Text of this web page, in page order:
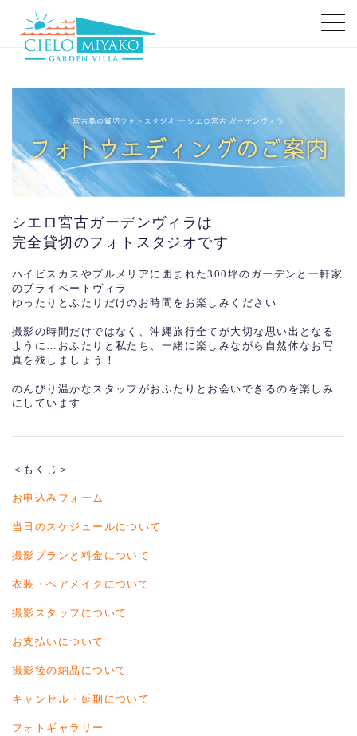
シエロ宮古ガーデンヴィラは
完全貸切のフォトスタジオです
ハイビスカスやプルメリアに囲まれた300坪のガーデンと一軒家
のプライベートヴィラ
ゆったりとふたりだけのお時間をお楽しみください
撮影の時間だけではなく、沖縄旅行全てが大切な思い出となる
ように…おふたりと私たち、一緒に楽しみながら自然体なお写
真を残しましょう！
のんびり温かなスタッフがおふたりとお会いできるのを楽しみ
にしています
＜もくじ＞
お申込みフォーム
当日のスケジュールについて
撮影プランと料金について
衣装・ヘアメイクについて
撮影スタッフについて
お支払いについて
撮影後の納品について
キャンセル・延期について
フォトギャラリー